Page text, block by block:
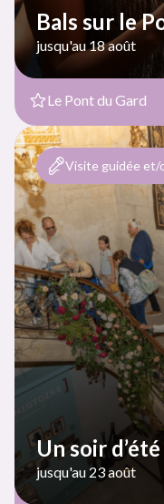
Bals sur le
jusqu'au 18 août
Le Pont du Gard
Un soir
jusqu'au 23 août
Visite guidée et/